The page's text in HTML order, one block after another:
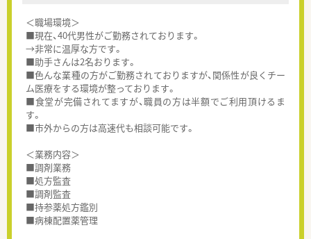
＜職場環境＞
■現在、40代男性がご勤務されております。
→非常に温厚な方です。
■助手さんは2名おります。
■色んな業種の方がご勤務されておりますが、関係性が良くチー
ム医療をする環境が整っております。
■食堂が完備されてますが、職員の方は半額でご利用頂けるま
す。
■市外からの方は高速代も相談可能です。
＜業務内容＞
■調剤業務
■処方監査
■調剤監査
■持参薬処方鑑別
■病棟配置薬管理